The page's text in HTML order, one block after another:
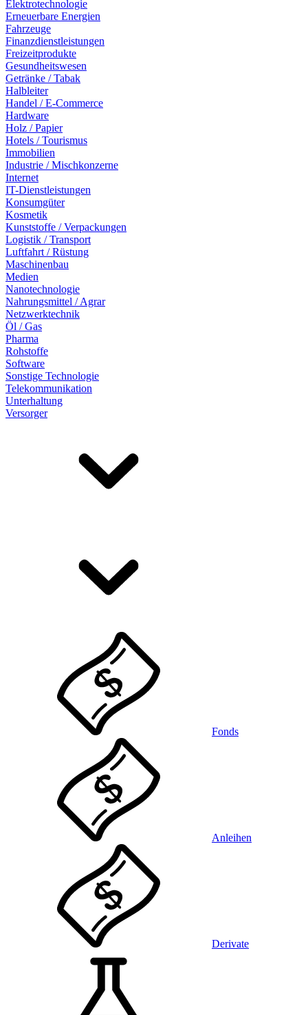
Elektrotechnologie
Erneuerbare Energien
Fahrzeuge
Finanzdienstleistungen
Freizeitprodukte
Gesundheitswesen
Getränke / Tabak
Halbleiter
Handel / E-Commerce
Hardware
Holz / Papier
Hotels / Tourismus
Immobilien
Industrie / Mischkonzerne
Internet
IT-Dienstleistungen
Konsumgüter
Kosmetik
Kunststoffe / Verpackungen
Logistik / Transport
Luftfahrt / Rüstung
Maschinenbau
Medien
Nanotechnologie
Nahrungsmittel / Agrar
Netzwerktechnik
Öl / Gas
Pharma
Rohstoffe
Software
Sonstige Technologie
Telekommunikation
Unterhaltung
Versorger
Fonds
Anleihen
Derivate